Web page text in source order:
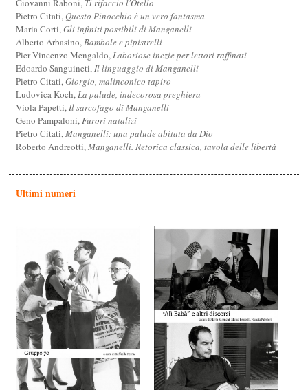
Giovanni Raboni, Ti rifaccio l'Otello
Pietro Citati,Questo Pinocchio è un vero fantasma
Maria Corti,Gli infiniti possibili di Manganelli
Alberto Arbasino,Bambole e pipistrelli
Pier Vincenzo Mengaldo,Laboriose inezie per lettori raffinati
Edoardo Sanguineti,Il linguaggio di Manganelli
Pietro Citati,Giorgio, malinconico tapiro
Ludovica Koch,La palude, indecorosa preghiera
Viola Papetti,Il sarcofago di Manganelli
Geno Pampaloni,Furori natalizi
Pietro Citati,Manganelli: una palude abitata da Dio
Roberto Andreotti,Manganelli. Retorica classica, tavola delle libertà
Ultimi numeri